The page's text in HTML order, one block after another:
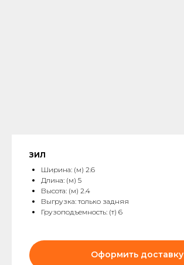
ЗИЛ
Ширина: (м) 2.6
Длина: (м) 5
Высота: (м) 2.4
Выгрузка: только задняя
Грузоподъемность: (т) 6
Оформить доставку